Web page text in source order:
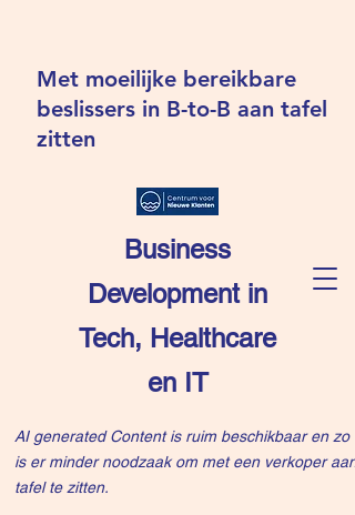
Business
Development in
Tech, Healthcare
en IT
Met moeilijke bereikbare
beslissers in B-to-B aan tafel
zitten
AI generated Content is ruim beschikbaar en zo
is er minder noodzaak om met een verkoper aan
tafel te zitten.